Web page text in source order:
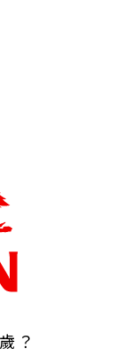
？